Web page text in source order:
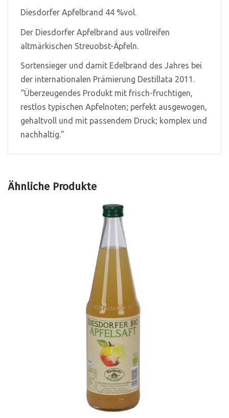
Diesdorfer Apfelbrand 44 %vol.
Der Diesdorfer Apfelbrand aus vollreifen
altmärkischen Streuobst-Äpfeln.
Sortensieger und damit Edelbrand des Jahres bei
der internationalen Prämierung Destillata 2011.
“Überzeugendes Produkt mit frisch-fruchtigen,
restlos typischen Apfelnoten; perfekt ausgewogen,
gehaltvoll und mit passendem Druck; komplex und
nachhaltig.”
Ähnliche Produkte